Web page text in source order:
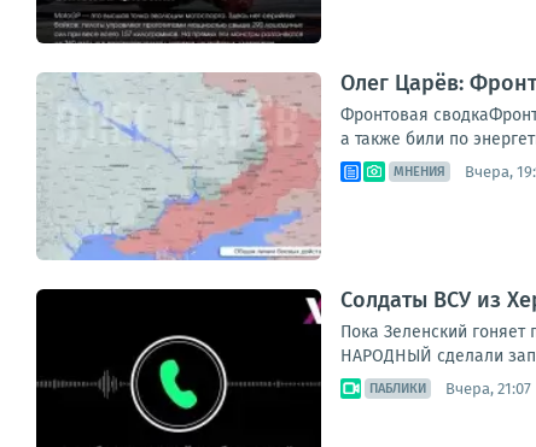
Олег Царёв:
Фронтовая
а также били по
МНЕНИЯ Вчера,
Солдаты ВСУ из
Пока Зеленский
НАРОДНЫЙ сделали
ПАБЛИКИ Вчера, 21:07